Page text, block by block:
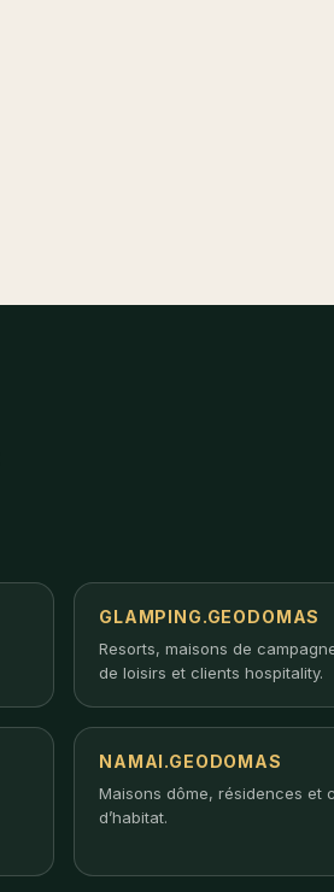
GLAMPING.GEODOMAS
Resorts, maisons de
de loisirs et clients hospitality.
NAMAI.GEODOMAS
Maisons dôme, résidences et
d’habitat.